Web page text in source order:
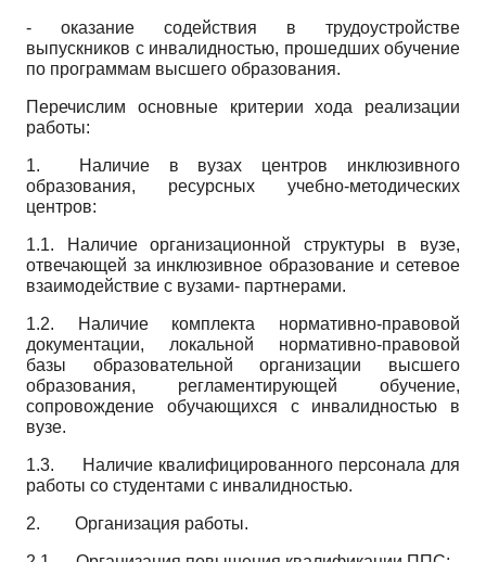
- оказание содействия в трудоустройстве
выпускников с инвалидностью, прошедших обучение
по программам высшего образования.
Перечислим основные критерии хода реализации
работы:
1. Наличие в вузах центров инклю­зивного
образования, ресурсных учебно­-методических
центров:
1.1. Наличие организационной структуры в вузе,
отвечающей за инклюзивное образование и сетевое
взаимодействие с вузами- партнерами.
1.2. Наличие комплекта нормативно-правовой
документации, локальной нормативно­-правовой
базы образовательной организации высшего
образования, регламентирующей обучение,
сопровождение обучающихся с инвалидностью в
вузе.
1.3. Наличие квалифицированного персонала для
работы со студентами с инвалидностью.
2. Организация работы.